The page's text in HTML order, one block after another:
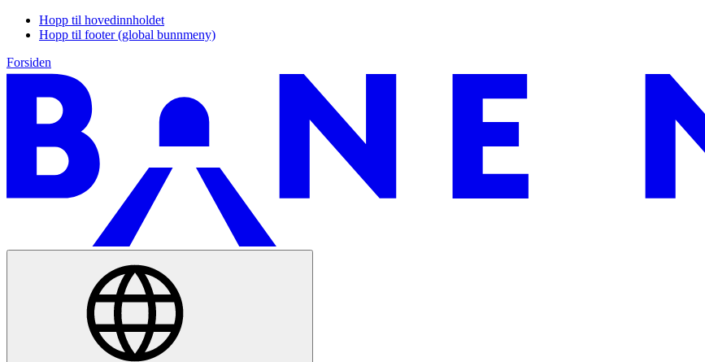
Hopp til hovedinnholdet
Hopp til footer (global bunnmeny)
Forsiden